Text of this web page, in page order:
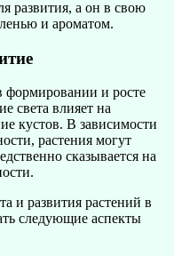
развития, а он в свою
и ароматом.
формировании и росте
света влияет на
кустов. В зависимости
растения могут
сказывается на
и развития растений в
следующие аспекты